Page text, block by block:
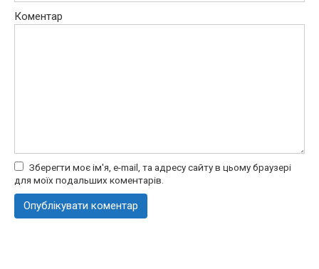
Коментар
Зберегти моє ім'я, e-mail, та адресу сайту в цьому браузері
для моїх подальших коментарів.